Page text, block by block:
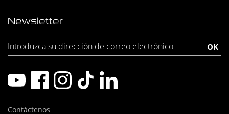
Newsletter
Contáctenos